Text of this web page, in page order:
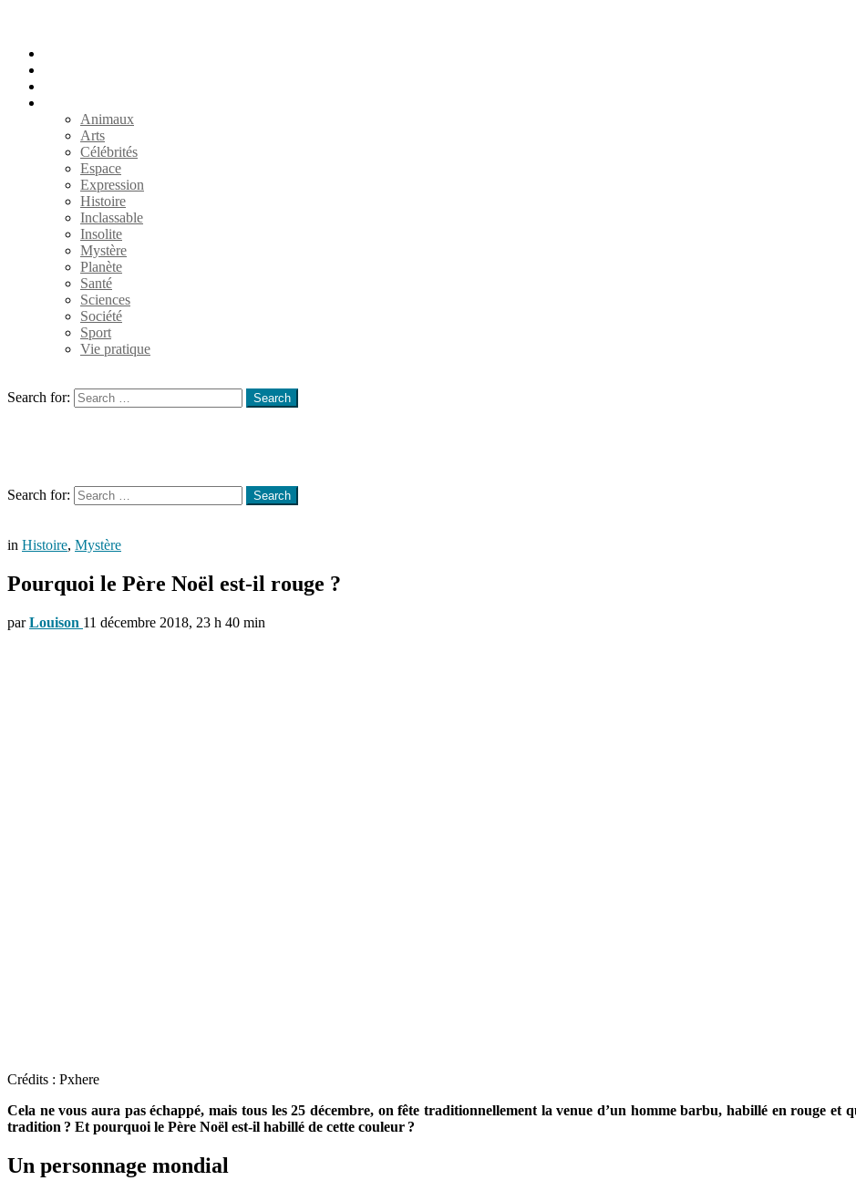
Animaux
Arts
Célébrités
Espace
Expression
Histoire
Inclassable
Insolite
Mystère
Planète
Santé
Sciences
Société
Sport
Vie pratique
Search for:
Search
Search for:
Search
in Histoire, Mystère
Pourquoi le Père Noël est-il rouge ?
par Louison 11 décembre 2018, 23 h 40 min
Crédits : Pxhere
Cela ne vous aura pas échappé, mais tous les 25 décembre, on fête traditionnellement la venue d’un homme barbu, habillé en rouge et
tradition ? Et pourquoi le Père Noël est-il habillé de cette couleur ?
Un personnage mondial